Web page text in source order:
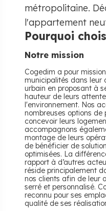
métropolitaine.
l'appartement
Pourquoi
Notre mission
Cogedim a pour
municipalités dans leur
urbain en proposant à
hauteur de leurs
l'environnement. Nos
nombreuses options
concevoir leurs
accompagnons
montage de leurs
de bénéficier de
optimisées. La
rapport à d’autres
réside principalement
nos clients afin de leur
serré et personnalisé.
reconnu pour ses
qualité de ses